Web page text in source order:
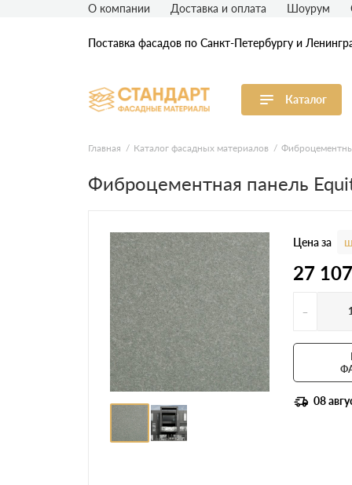
Поставка фасадов по Санкт-Петербургу и
Каталог
Виниловый сайдинг
Акриловый сайдинг
Фасадная штукатурка
О компании Доставка и оплата Шоурум
Главная Каталог фасадных материалов
Фиброцементная панель
Цена за
27
-
08